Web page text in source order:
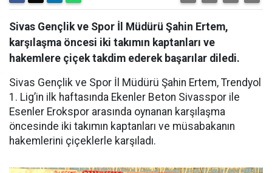
Sivas Gençlik ve Spor İl Müdürü Şahin Ertem,
karşılaşma öncesi iki takımın kaptanları ve
hakemlere çiçek takdim ederek başarılar diledi.
Sivas Gençlik ve Spor İl Müdürü Şahin Ertem, Trendyol
1. Lig’in ilk haftasında Ekenler Beton Sivasspor ile
Esenler Erokspor arasında oynanan karşılaşma
öncesinde iki takımın kaptanları ve müsabakanın
hakemlerini çiçeklerle karşıladı.